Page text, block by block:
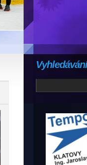
Vyhledávání